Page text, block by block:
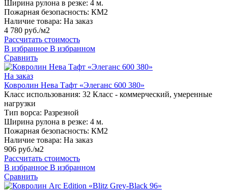
Ширина рулона в резке: 4 м.
Пожарная безопасность: КМ2
Наличие товара: На заказ
4 780 руб./м2
Рассчитать стоимость
В избранное В избранном
Сравнить
На заказ
Ковролин Нева Тафт «Элеганс 600 380»
Класс использования: 32 Класс - коммерческий, умеренные
нагрузки
Тип ворса: Разрезной
Ширина рулона в резке: 4 м.
Пожарная безопасность: КМ2
Наличие товара: На заказ
906 руб./м2
Рассчитать стоимость
В избранное В избранном
Сравнить